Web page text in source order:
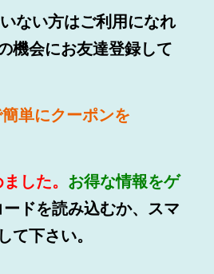
ない方はご利用になれ
機会にお友達登録して
単にクーポンを
した。 お得な情報をゲ
ードを読み込むか、スマ
て下さい。